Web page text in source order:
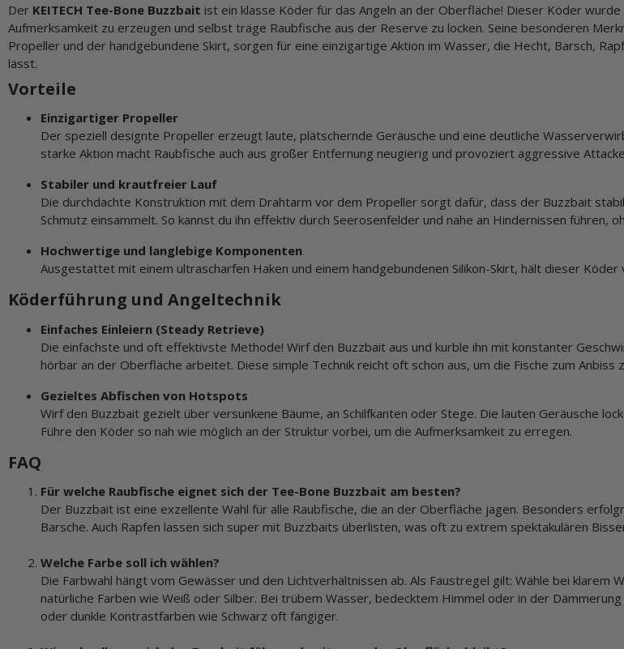
Der KEITECH Tee-Bone Buzzbait ist ein klasse Köder für das Angeln an der Oberfläche! Dieser Köder
Aufmerksamkeit zu erzeugen und selbst träge Raubfische aus der Reserve zu locken. Seine besonderen
Propeller und der handgebundene Skirt, sorgen für eine einzigartige Aktion im Wasser, die Hecht, Barsch,
lässt.
Vorteile
Einzigartiger Propeller
Der speziell designte Propeller erzeugt laute, plätschernde Geräusche und eine deutliche
starke Aktion macht Raubfische auch aus großer Entfernung neugierig und provoziert aggressive
Stabiler und krautfreier Lauf
Die durchdachte Konstruktion mit dem Drahtarm vor dem Propeller sorgt dafür, dass der Buzzbait
Schmutz einsammelt. So kannst du ihn effektiv durch Seerosenfelder und nahe an Hindernissen führen,
Hochwertige und langlebige Komponenten
Ausgestattet mit einem ultrascharfen Haken und einem handgebundenen Silikon-Skirt, hält dieser Köder
Köderführung und Angeltechnik
Einfaches Einleiern (Steady Retrieve)
Die einfachste und oft effektivste Methode! Wirf den Buzzbait aus und kurble ihn mit konstanter
hörbar an der Oberfläche arbeitet. Diese simple Technik reicht oft schon aus, um die Fische zum Anbiss
Gezieltes Abfischen von Hotspots
Wirf den Buzzbait gezielt über versunkene Bäume, an Schilfkanten oder Stege. Die lauten Geräusche
Führe den Köder so nah wie möglich an der Struktur vorbei, um die Aufmerksamkeit zu erregen.
FAQ
Für welche Raubfische eignet sich der Tee-Bone Buzzbait am besten?
Der Buzzbait ist eine exzellente Wahl für alle Raubfische, die an der Oberfläche jagen. Besonders
Barsche. Auch Rapfen lassen sich super mit Buzzbaits überlisten, was oft zu extrem spektakulären
Welche Farbe soll ich wählen?
Die Farbwahl hängt vom Gewässer und den Lichtverhältnissen ab. Als Faustregel gilt: Wähle bei klarem
natürliche Farben wie Weiß oder Silber. Bei trübem Wasser, bedecktem Himmel oder in der
oder dunkle Kontrastfarben wie Schwarz oft fängiger.